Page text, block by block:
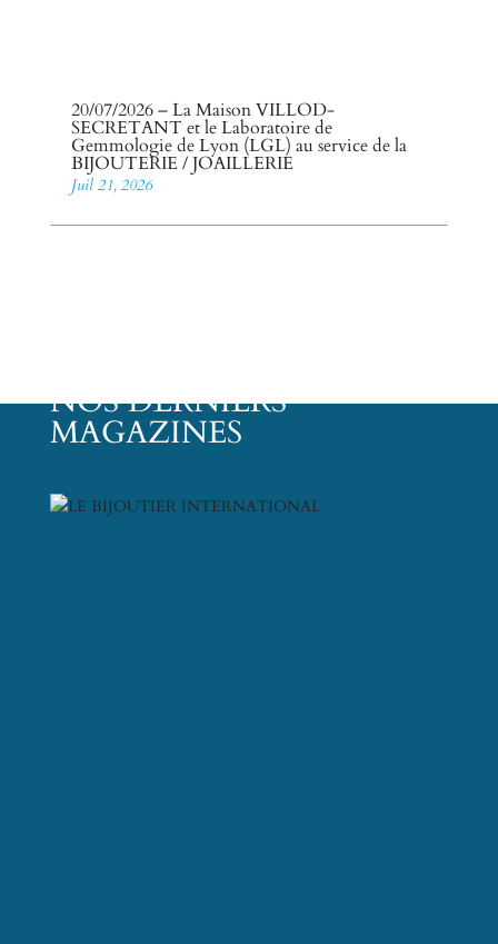
20/07/2026 – La Maison VILLOD-
SECRETANT et le Laboratoire de
Gemmologie de Lyon (LGL) au service de la
BIJOUTERIE / JOAILLERIE
Juil 21, 2026
NOS DERNIERS
MAGAZINES